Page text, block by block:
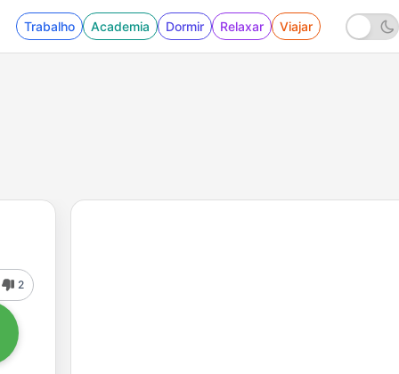
Trabalho Academia Dormir Relaxar Viajar
2